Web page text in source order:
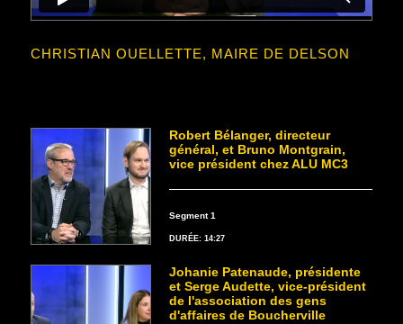
CHRISTIAN OUELLETTE, MAIRE DE DELSON
Robert Bélanger, directeur
général, et Bruno Montgrain,
vice président chez ALU MC3
Segment 1
DURÉE: 14:27
Johanie Patenaude, présidente
et Serge Audette, vice-président
de l'association des gens
d'affaires de Boucherville